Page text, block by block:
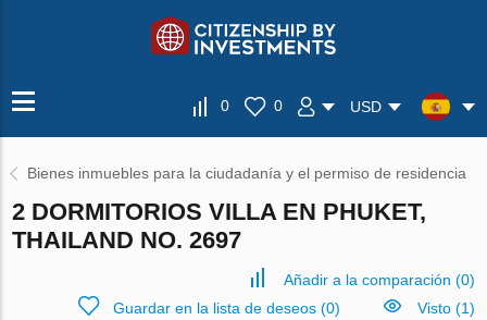
0 0 USD
Bienes inmuebles para la ciudadanía y el permiso de residencia
2 DORMITORIOS VILLA EN PHUKET,
THAILAND NO. 2697
Añadir a la comparación (0)
Guardar en la lista de deseos(0)
Visto (1)